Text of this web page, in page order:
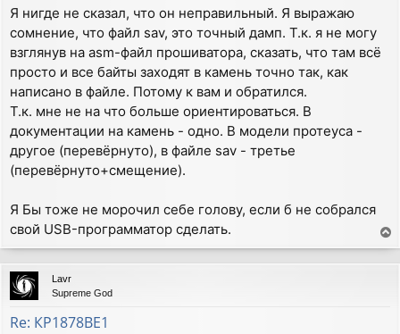
Я нигде не сказал, что он неправильный. Я выражаю
сомнение, что файл sav, это точный дамп. Т.к. я не могу
взглянув на asm-файл прошиватора, сказать, что там всё
просто и все байты заходят в камень точно так, как
написано в файле. Потому к вам и обратился.
Т.к. мне не на что больше ориентироваться. В
документации на камень - одно. В модели протеуса -
другое (перевёрнуто), в файле sav - третье
(перевёрнуто+смещение).
Я Бы тоже не морочил себе голову, если б не собрался
свой USB-программатор сделать.
o
p
Lavr
Supreme God
Re: КР1878ВЕ1